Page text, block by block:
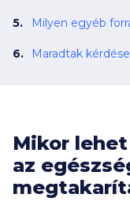
Milyen egyéb
Maradtak
Mikor
az